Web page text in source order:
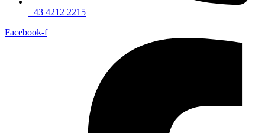
+43 4212 2215
Facebook-f